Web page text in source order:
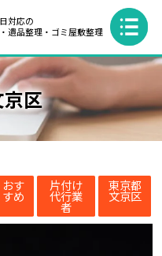
対応の
遺品整理・ゴミ屋敷整理
区
おす
すめ
片付け
代行業
者
東京都
文京区